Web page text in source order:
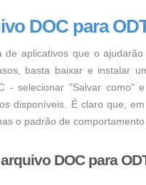
DOC para
de aplicativos que o
basta baixar e instalar
- selecionar "Salvar como"
disponíveis. É claro que,
o padrão de
DOC para